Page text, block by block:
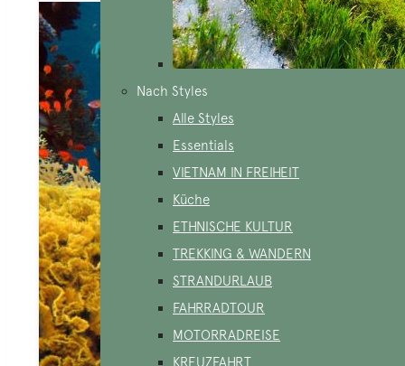
Nach Styles
Alle Styles
Essentials
VIETNAM IN FREIHEIT
Küche
ETHNISCHE KULTUR
TREKKING & WANDERN
STRANDURLAUB
FAHRRADTOUR
MOTORRADREISE
KREUZFAHRT